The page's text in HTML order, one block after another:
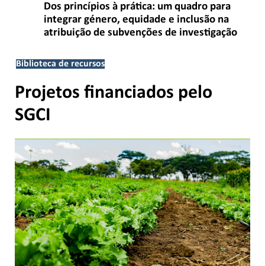
Dos princípios à prática: um quadro para
integrar género, equidade e inclusão na
atribuição de subvenções de investigação
Biblioteca de recursos
Projetos financiados pelo
SGCI